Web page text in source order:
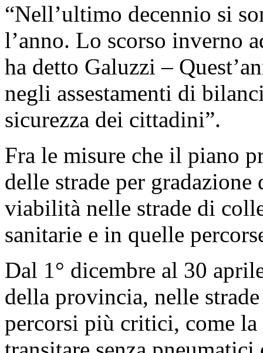
“Nell’ultimo decennio si
l’anno. Lo scorso inverno
ha detto Galuzzi –
negli assestamenti di
sicurezza dei cittadini”.
Fra le misure che il piano
delle strade per
viabilità nelle strade di
sanitarie e in quelle
Dal 1° dicembre al 30
della provincia, nelle
percorsi più critici, come